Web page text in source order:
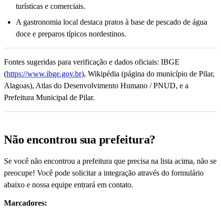
turísticas e comerciais.
A gastronomia local destaca pratos à base de pescado de água
doce e preparos típicos nordestinos.
Fontes sugeridas para verificação e dados oficiais: IBGE
(https://www.ibge.gov.br), Wikipédia (página do município de Pilar,
Alagoas), Atlas do Desenvolvimento Humano / PNUD, e a
Prefeitura Municipal de Pilar.
Não encontrou sua prefeitura?
Se você não encontrou a prefeitura que precisa na lista acima, não se
preocupe! Você pode solicitar a integração através do formulário
abaixo e nossa equipe entrará em contato.
Marcadores: